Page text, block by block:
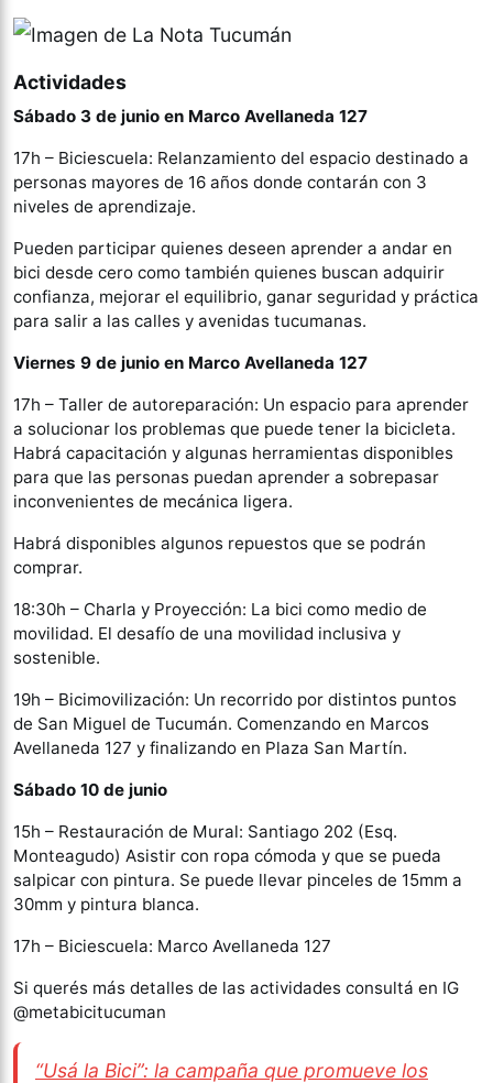
Actividades
Sábado 3 de junio en Marco Avellaneda 127
17h – Biciescuela: Relanzamiento del espacio destinado a
personas mayores de 16 años donde contarán con 3
niveles de aprendizaje.
Pueden participar quienes deseen aprender a andar en
bici desde cero como también quienes buscan adquirir
confianza, mejorar el equilibrio, ganar seguridad y práctica
para salir a las calles y avenidas tucumanas.
Viernes 9 de junio en Marco Avellaneda 127
17h – Taller de autoreparación: Un espacio para aprender
a solucionar los problemas que puede tener la bicicleta.
Habrá capacitación y algunas herramientas disponibles
para que las personas puedan aprender a sobrepasar
inconvenientes de mecánica ligera.
Habrá disponibles algunos repuestos que se podrán
comprar.
18:30h – Charla y Proyección: La bici como medio de
movilidad. El desafío de una movilidad inclusiva y
sostenible.
19h – Bicimovilización: Un recorrido por distintos puntos
de San Miguel de Tucumán. Comenzando en Marcos
Avellaneda 127 y finalizando en Plaza San Martín.
Sábado 10 de junio
15h – Restauración de Mural: Santiago 202 (Esq.
Monteagudo) Asistir con ropa cómoda y que se pueda
salpicar con pintura. Se puede llevar pinceles de 15mm a
30mm y pintura blanca.
17h – Biciescuela: Marco Avellaneda 127
Si querés más detalles de las actividades consultá en IG
@metabicitucuman
“Usá la Bici”: la campaña que promueve los